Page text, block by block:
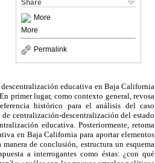
Share
More
More
Permalink
educativa en Baja California
primer lugar, como contexto general, revosa
histórico para el análisis del caso
centralización-descentralización del estado
educativa. Posteriormente, retoma
en Baja California para aportar elementos
de conclusión, estructura un esquema
a interrogantes como éstas: ¿con qué